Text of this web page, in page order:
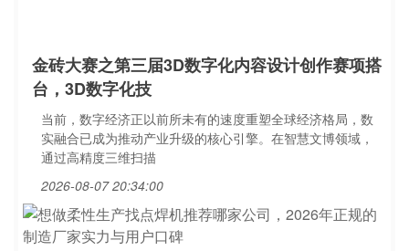
金砖大赛之第三届3D数字化内容设计创作赛项搭
台，3D数字化技
当前，数字经济正以前所未有的速度重塑全球经济格局，数
实融合已成为推动产业升级的核心引擎。在智慧文博领域，
通过高精度三维扫描
2026-08-07 20:34:00